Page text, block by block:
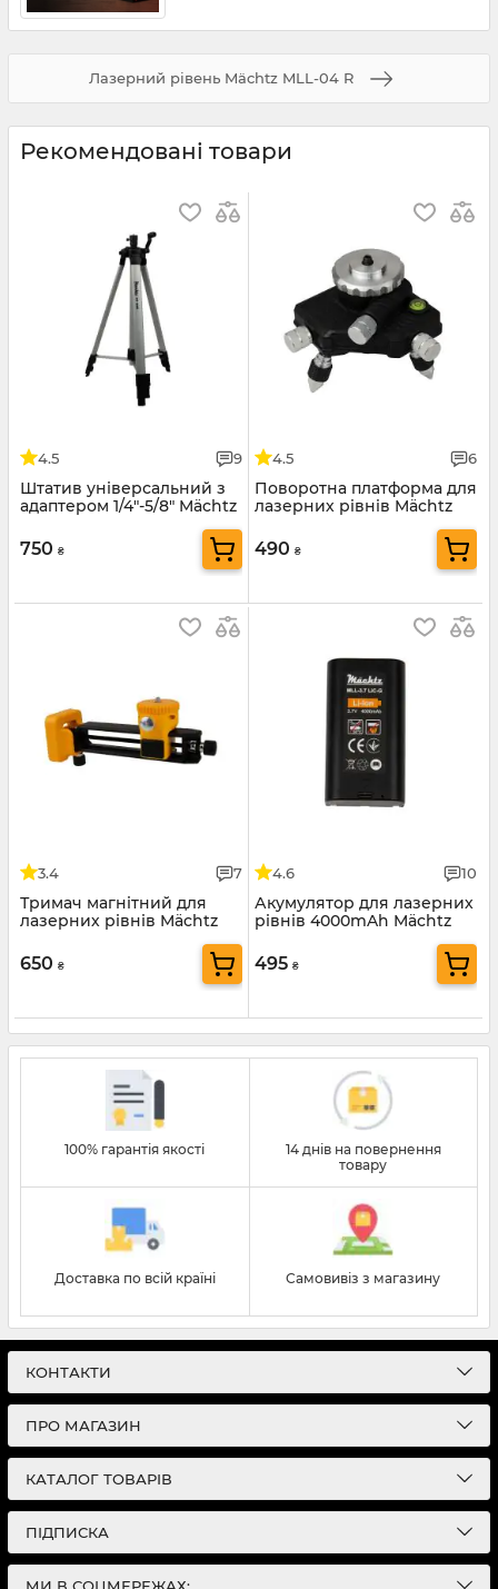
Лазерний рівень Mächtz MLL-04 R
Рекомендовані товари
4.5 9
Штатив універсальний з
адаптером 1/4"-5/8" Mächtz
750 ₴
4.5 6
Поворотна платформа для
лазерних рівнів Mächtz
490 ₴
3.4 7
Тримач магнітний для
лазерних рівнів Mächtz
650 ₴
4.6 10
Акумулятор для лазерних
рівнів 4000mAh Mächtz
495 ₴
100% гарантія якості
14 днів на повернення
товару
Доставка по всій країні Самовивіз з магазину
КОНТАКТИ
ПРО МАГАЗИН
КАТАЛОГ ТОВАРІВ
ПІДПИСКА